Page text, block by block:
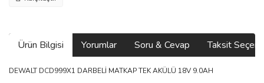
Ürün Bilgisi Yorumlar Soru & Cevap Taksit
DEWALT DCD999X1 DARBELİ MATKAP TEK AKÜLÜ 18V 9.0AH